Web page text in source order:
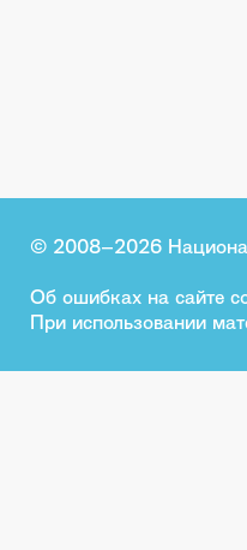
© 2008–2026
Об ошибках на сайте
При использовании